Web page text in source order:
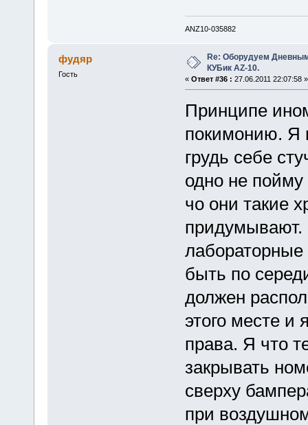
ANZ10-035882
фудяр
Гость
Re: Оборудуем
КУБик AZ-10.
« Ответ #36 : 27.06.2011 22:07:58 »
Принципе
покимонию. Я
грудь себе
одно не
чо они такие
быть по
должен
этого месте и
права. Я что
закрывать
сверху
при